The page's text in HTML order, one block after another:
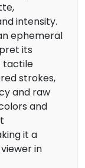
intensity.
ephemeral
its
tactile
strokes,
and raw
and
it a
in